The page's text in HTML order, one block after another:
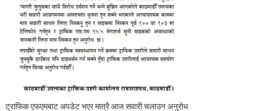
ट्राफिक एफएमबाट अपडेट भएर मात्रै आज सवारी चलाउन अनुरोध